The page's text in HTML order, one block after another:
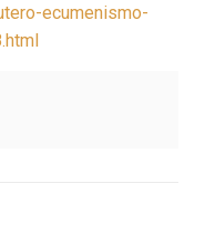
ecumenismo-